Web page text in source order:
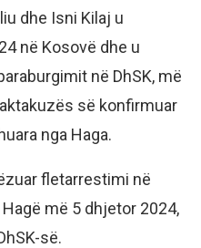
dhe Isni Kilaj u
në Kosovë dhe u
në DhSK, më
së konfirmuar
nga Haga.
fletarrestimi në
më 5 dhjetor 2024,
së.